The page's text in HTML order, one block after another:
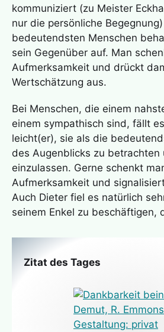
kommuniziert (zu Meister
nur die persönliche
bedeutendsten Menschen
sein Gegenüber auf. Man
Aufmerksamkeit und drückt
Wertschätzung aus.
Bei Menschen, die einem
einem sympathisch sind, fällt
leicht(er), sie als die
des Augenblicks zu betrachten
einzulassen. Gerne schenkt
Aufmerksamkeit und
Auch Dieter fiel es natürlich
seinem Enkel zu beschäftigen,
Zitat des Tages